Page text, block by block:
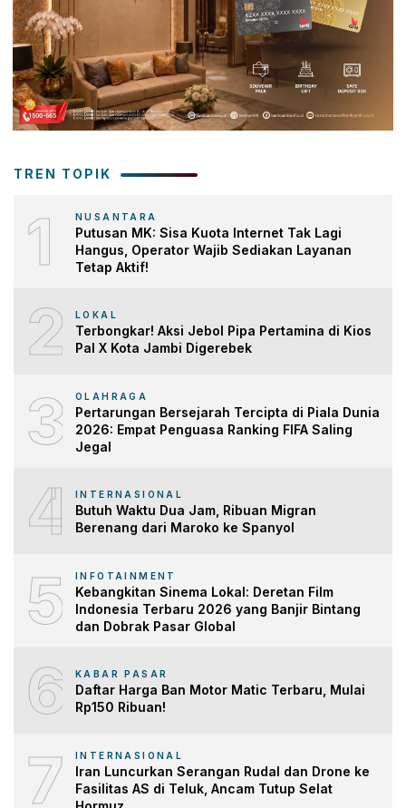
TREN TOPIK
1 NUSANTARA
Putusan MK: Sisa Kuota Internet Tak Lagi
Hangus, Operator Wajib Sediakan Layanan
Tetap Aktif!
2 LOKAL
Terbongkar! Aksi Jebol Pipa Pertamina di Kios
Pal X Kota Jambi Digerebek
3 OLAHRAGA
Pertarungan Bersejarah Tercipta di Piala Dunia
2026: Empat Penguasa Ranking FIFA Saling
Jegal
4 INTERNASIONAL
Butuh Waktu Dua Jam, Ribuan Migran
Berenang dari Maroko ke Spanyol
5 INFOTAINMENT
Kebangkitan Sinema Lokal: Deretan Film
Indonesia Terbaru 2026 yang Banjir Bintang
dan Dobrak Pasar Global
6 KABAR PASAR
Daftar Harga Ban Motor Matic Terbaru, Mulai
Rp150 Ribuan!
7 INTERNASIONAL
Iran Luncurkan Serangan Rudal dan Drone ke
Fasilitas AS di Teluk, Ancam Tutup Selat